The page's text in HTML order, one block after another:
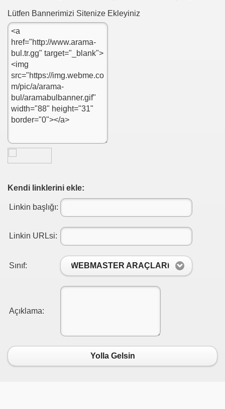
Lütfen Bannerimizi Sitenize Ekleyiniz
Kendi linklerini ekle:
Linkin başlığı:
Linkin URLsi:
Sınıf: WEBMASTER ARAÇLARI
Açıklama:
Yolla Gelsin